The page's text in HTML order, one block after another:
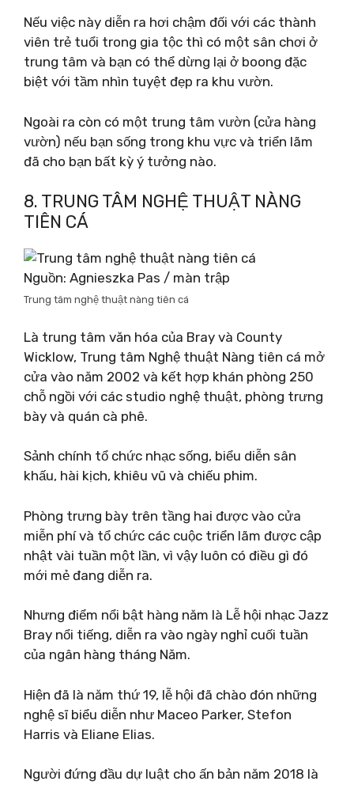
Nếu việc này diễn ra hơi chậm đối với các thành
viên trẻ tuổi trong gia tộc thì có một sân chơi ở
trung tâm và bạn có thể dừng lại ở boong đặc
biệt với tầm nhìn tuyệt đẹp ra khu vườn.
Ngoài ra còn có một trung tâm vườn (cửa hàng
vườn) nếu bạn sống trong khu vực và triển lãm
đã cho bạn bất kỳ ý tưởng nào.
8. TRUNG TÂM NGHỆ THUẬT NÀNG
TIÊN CÁ
Nguồn: Agnieszka Pas / màn trập
Trung tâm nghệ thuật nàng tiên cá
Là trung tâm văn hóa của Bray và County
Wicklow, Trung tâm Nghệ thuật Nàng tiên cá mở
cửa vào năm 2002 và kết hợp khán phòng 250
chỗ ngồi với các studio nghệ thuật, phòng trưng
bày và quán cà phê.
Sảnh chính tổ chức nhạc sống, biểu diễn sân
khấu, hài kịch, khiêu vũ và chiếu phim.
Phòng trưng bày trên tầng hai được vào cửa
miễn phí và tổ chức các cuộc triển lãm được cập
nhật vài tuần một lần, vì vậy luôn có điều gì đó
mới mẻ đang diễn ra.
Nhưng điểm nổi bật hàng năm là Lễ hội nhạc Jazz
Bray nổi tiếng, diễn ra vào ngày nghỉ cuối tuần
của ngân hàng tháng Năm.
Hiện đã là năm thứ 19, lễ hội đã chào đón những
nghệ sĩ biểu diễn như Maceo Parker, Stefon
Harris và Eliane Elias.
Người đứng đầu dự luật cho ấn bản năm 2018 là